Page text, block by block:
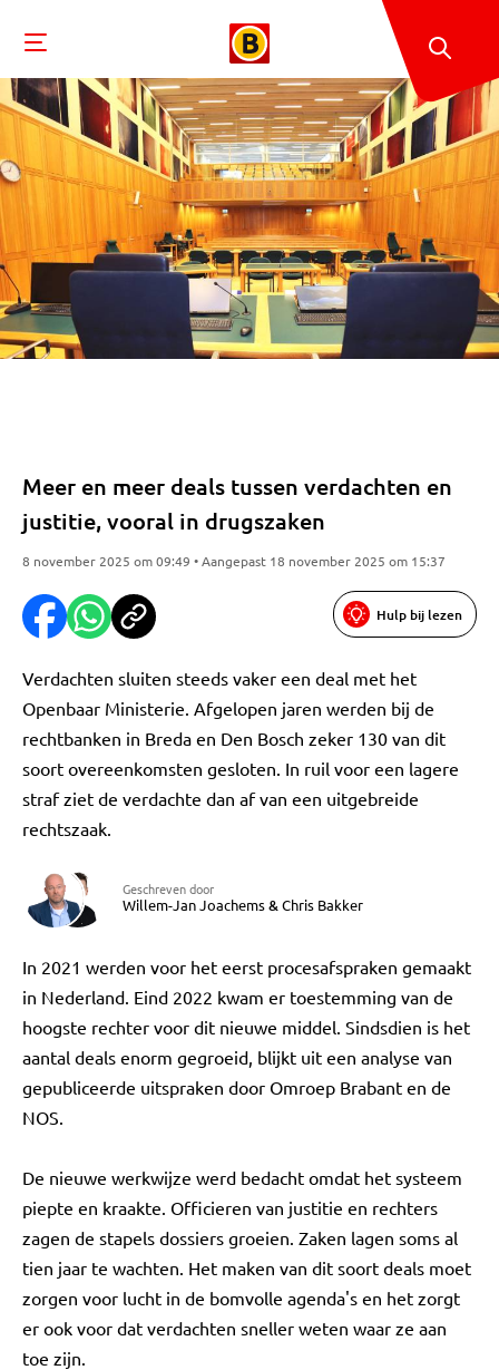
Meer en meer deals tussen verdachten en
justitie, vooral in drugszaken
8 november 2025 om 09:49 • Aangepast 18 november 2025 om 15:37
Hulp bij lezen
Verdachten sluiten steeds vaker een deal met het
Openbaar Ministerie. Afgelopen jaren werden bij de
rechtbanken in Breda en Den Bosch zeker 130 van dit
soort overeenkomsten gesloten. In ruil voor een lagere
straf ziet de verdachte dan af van een uitgebreide
rechtszaak.
Geschreven door
Willem-Jan Joachems&Chris Bakker
In 2021 werden voor het eerst procesafspraken gemaakt
in Nederland. Eind 2022 kwam er toestemming van de
hoogste rechter voor dit nieuwe middel. Sindsdien is het
aantal deals enorm gegroeid, blijkt uit een analyse van
gepubliceerde uitspraken door Omroep Brabant en de
NOS.
De nieuwe werkwijze werd bedacht omdat het systeem
piepte en kraakte. Officieren van justitie en rechters
zagen de stapels dossiers groeien. Zaken lagen soms al
tien jaar te wachten. Het maken van dit soort deals moet
zorgen voor lucht in de bomvolle agenda's en het zorgt
er ook voor dat verdachten sneller weten waar ze aan
toe zijn.